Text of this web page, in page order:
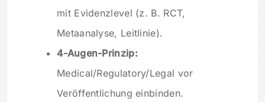
mit Evidenzlevel (z. B. RCT,
Metaanalyse, Leitlinie).
4-Augen-Prinzip:
Medical/Regulatory/Legal vor
Veröffentlichung einbinden.